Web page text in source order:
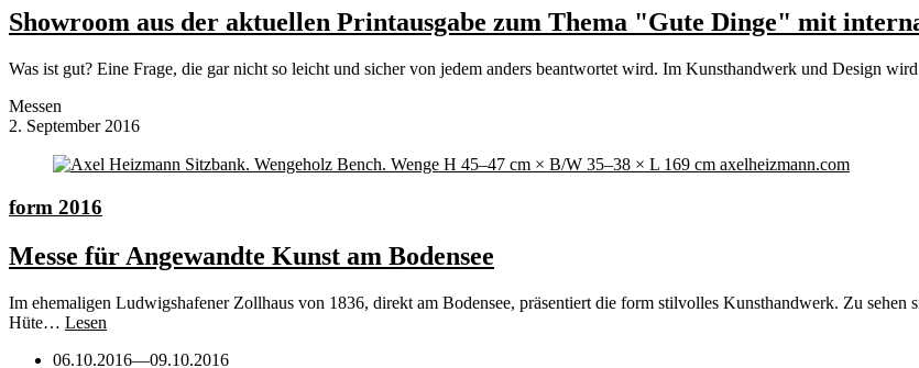
Showroom aus der aktuellen Printausgabe zum Thema "Gute Dinge" mit
Was ist gut? Eine Frage, die gar nicht so leicht und sicher von jedem anders beantwortet wird. Im Kunsthandwerk und Design
Messen
2. September 2016
form 2016
Messe für Angewandte Kunst am Bodensee
Im ehemaligen Ludwigshafener Zollhaus von 1836, direkt am Bodensee, präsentiert die form stilvolles Kunsthandwerk. Zu
Hüte… Lesen
06.10.2016—09.10.2016